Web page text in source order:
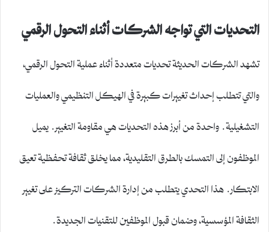
التحديات التي تواجه الشركات أثناء التحول الرقمي
تشهد الشركات الحديثة تحديات متعددة أثناء عملية التحول الرقمي،
والتي تتطلب إحداث تغييرات كبيرة في الهيكل التنظيمي والعمليات
التشغيلية. واحدة من أبرز هذه التحديات هي مقاومة التغيير. يميل
الموظفون إلى التمسك بالطرق التقليدية، مما يخلق ثقافة تحفظية تعيق
الابتكار. هذا التحدي يتطلب من إدارة الشركات التركيز على تغيير
الثقافة المؤسسية، وضمان قبول الموظفين للتقنيات الجديدة.